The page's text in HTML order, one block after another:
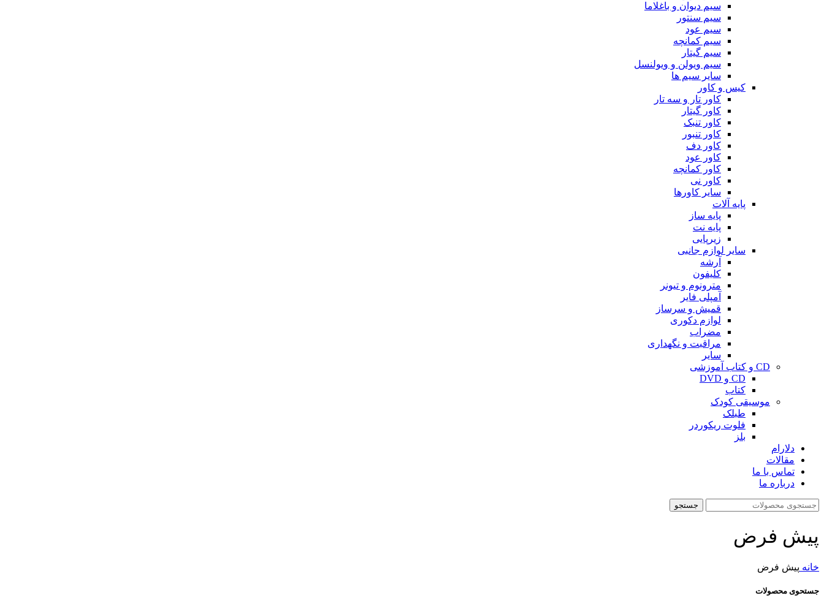
سیم دیوان و باغلاما
سیم سنتور
سیم عود
سیم کمانچه
سیم گیتار
سیم ویولن و ویولنسل
سایر سیم ها
کیس و کاور
کاور تار و سه تار
کاور گیتار
کاور تنبک
کاور تنبور
کاور دف
کاور عود
کاور کمانچه
کاور نی
سایر کاورها
پایه آلات
پایه ساز
پایه نت
زیرپایی
سایر لوازم جانبی
آرشه
کلیفون
مترونوم و تیونر
آمپلی فایر
قمیش و سرساز
لوازم دکوری
مضراب
مراقبت و نگهداری
سایر
CD و کتاب آموزشی
CD و DVD
کتاب
موسیقی کودک
طبلک
فلوت ریکوردر
بلز
دلارام
مقالات
تماس با ما
درباره ما
جستجو
پیش فرض
خانه پیش فرض
جستحوی محصولات